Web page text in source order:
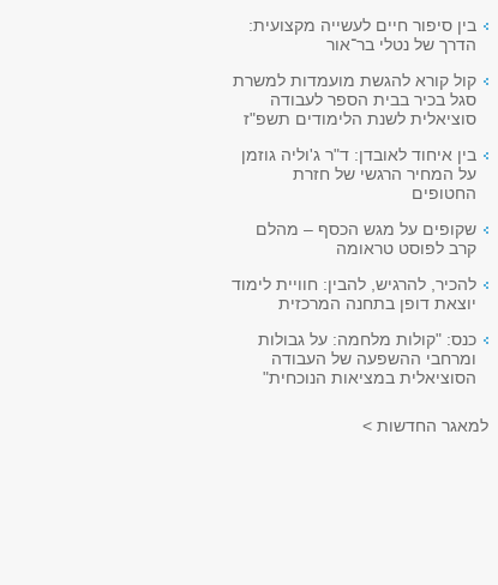
בין סיפור חיים לעשייה מקצועית:
הדרך של נטלי בר־אור
קול קורא להגשת מועמדות למשרת
סגל בכיר בבית הספר לעבודה
סוציאלית לשנת הלימודים תשפ"ז
בין איחוד לאובדן: ד"ר ג'וליה גוזמן
על המחיר הרגשי של חזרת
החטופים
שקופים על מגש הכסף – מהלם
קרב לפוסט טראומה
להכיר, להרגיש, להבין: חוויית לימוד
יוצאת דופן בתחנה המרכזית
כנס: "קולות מלחמה: על גבולות
ומרחבי ההשפעה של העבודה
הסוציאלית במציאות הנוכחית"
למאגר החדשות >